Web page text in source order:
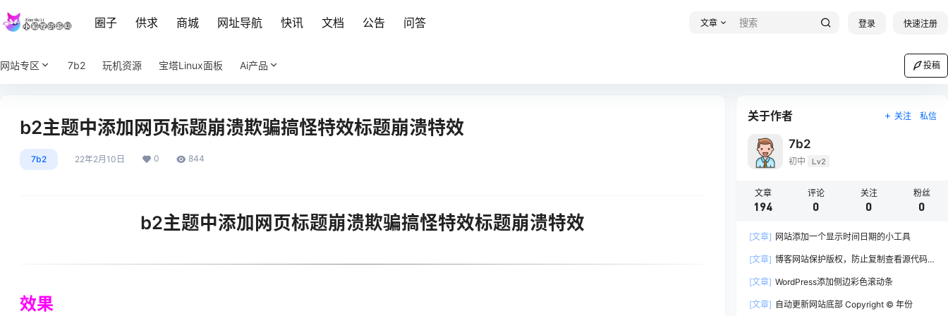
圈子 供求 商城 网址导航 快讯 文档 公告 问答 文章 登录 快速注册
网站专区 7b2 玩机资源 宝塔Linux面板 Ai产品 投稿
b2主题中添加网页标题崩溃欺骗搞怪特效标题崩溃特效
7b2 22年2月10日 0 844
b2主题中添加网页标题崩溃欺骗搞怪特效标题崩溃特效
效果
关于作者 关注 私信
7b2
初中 Lv2
文章
194
评论
0
关注
0
粉丝
0
[文章] 网站添加一个显示时间日期的小工具
[文章] 博客网站保护版权，防止复制查看源代码
[文章] WordPress添加侧边彩色滚动条
[文章] 自动更新网站底部 Copyright © 年份